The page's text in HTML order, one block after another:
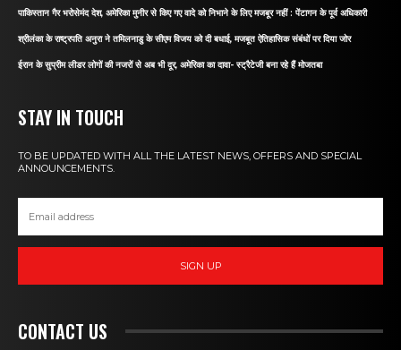
पाकिस्तान गैर भरोसेमंद देश, अमेरिका मुनीर से किए गए वादे को निभाने के लिए मजबूर नहीं : पेंटागन के पूर्व अधिकारी
श्रीलंका के राष्ट्रपति अनुरा ने तमिलनाडु के सीएम विजय को दी बधाई, मजबूत ऐतिहासिक संबंधों पर दिया जोर
ईरान के सुप्रीम लीडर लोगों की नजरों से अब भी दूर, अमेरिका का दावा- स्ट्रैटेजी बना रहे हैं मोजतबा
STAY IN TOUCH
TO BE UPDATED WITH ALL THE LATEST NEWS, OFFERS AND SPECIAL
ANNOUNCEMENTS.
SIGN UP
CONTACT US